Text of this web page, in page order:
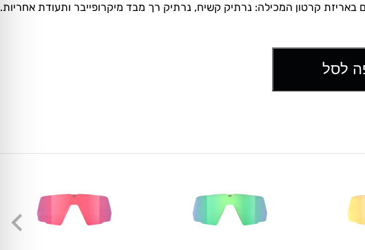
באריזת קרטון המכילה: נרתיק קשיח, נרתיק רך מבד מיקרופייבר ותעודת אחריות.
לסל